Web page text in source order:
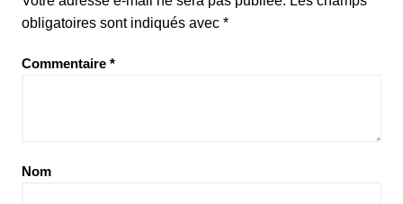
obligatoires sont indiqués avec *
Commentaire *
Nom